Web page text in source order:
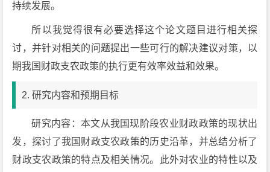
持续发展。
所以我觉得很有必要选择这个论文题目进行相关探
讨，并针对相关的问题提出一些可行的解决建议对策，以
期我国财政支农政策的执行更有效率效益和效果。
2. 研究内容和预期目标
研究内容：本文从我国现阶段农业财政政策的现状出
发，探讨了我国财政支农政策的历史沿革，并总结分析了
财政支农政策的特点及相关情况。此外对农业的特性以及